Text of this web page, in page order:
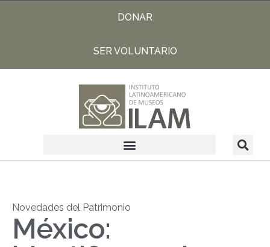
DONAR
SER VOLUNTARIO
Novedades del Patrimonio
México: